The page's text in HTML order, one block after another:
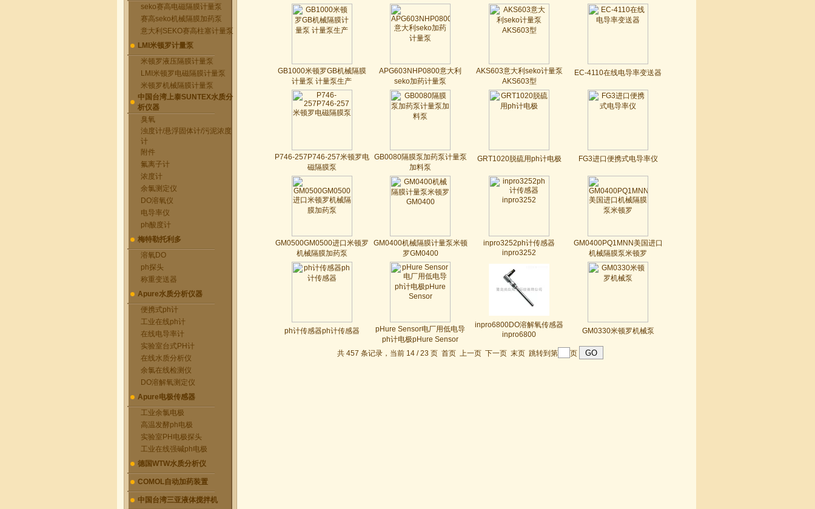
seko赛高电磁隔膜计量泵
赛高seko机械隔膜加药泵
意大利SEKO赛高柱塞计量泵
LMI米顿罗计量泵
米顿罗液压隔膜计量泵
LMI米顿罗电磁隔膜计量泵
米顿罗机械隔膜计量泵
中国台湾上泰SUNTEX水质分
析仪器
臭氧
浊度计/悬浮固体计/污泥浓度
计
附件
氟离子计
浓度计
余氯测定仪
DO溶氧仪
电导率仪
ph酸度计
梅特勒托利多
溶氧DO
ph探头
称重变送器
Apure水质分析仪器
便携式ph计
工业在线ph计
在线电导率计
实验室台式PH计
在线水质分析仪
余氯在线检测仪
DO溶解氧测定仪
Apure电极传感器
工业余氯电极
高温发酵ph电极
实验室PH电极探头
工业在线强碱ph电极
德国WTW水质分析仪
COMOL自动加药装置
中国台湾三亚液体搅拌机
GB1000米顿罗GB机械隔膜
计量泵 计量泵生产
APG603NHP0800意大利
seko加药计量泵
AKS603意大利seko计量泵
AKS603型
EC-4110在线电导率变送器
P746-257P746-257米顿罗电
磁隔膜泵
GB0080隔膜泵加药泵计量泵
加料泵
GRT1020脱硫用ph计电极 FG3进口便携式电导率仪
GM0500GM0500进口米顿罗
机械隔膜加药泵
GM0400机械隔膜计量泵米顿
罗GM0400
inpro3252ph计传感器
inpro3252
GM0400PQ1MNN美国进口
机械隔膜泵米顿罗
ph计传感器ph计传感器
pHure Sensor电厂用低电导
ph计电极pHure Sensor
inpro6800DO溶解氧传感器
inpro6800
GM0330米顿罗机械泵
共 457 条记录，当前 14 / 23 页 首页 上一页 下一页 末页跳转到第 页